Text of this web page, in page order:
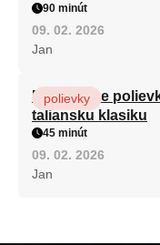
90 minút
09. 02. 2026
Jan
Minestrone
taliansku klasiku
polievky
45 minút
09. 02. 2026
Jan